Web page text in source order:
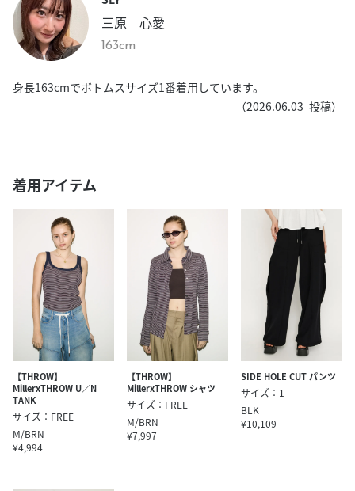
三原 心愛
163cm
身長163cmでボトムスサイズ1番着用しています。
（2026.06.03 投稿）
着用アイテム
【THROW】
MillerxTHROW U／N
TANK
サイズ：FREE
M/BRN
¥4,994
【THROW】
MillerxTHROW シャツ
サイズ：FREE
M/BRN
¥7,997
SIDE HOLE CUT パンツ
サイズ：1
BLK
¥10,109